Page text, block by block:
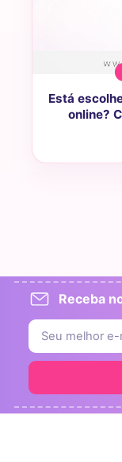
Está
online?
Receba